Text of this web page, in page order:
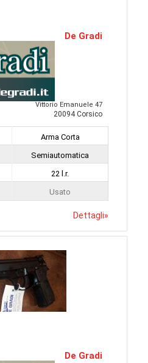
De Gradi
Vittorio Emanuele 47
20094 Corsico
Arma Corta
Semiautomatica
22 l.r.
Usato
Dettagli»
De Gradi